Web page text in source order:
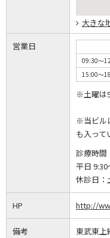
大きな
営業日
09:30～
15:00～
※土曜は
※当ビル
も入って
診療時間
平日 9:30
休診日：
HP http://
備考 東武東上